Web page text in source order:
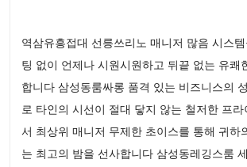
역삼유흥접대 선릉쓰리노 매니저 많음 시스
팅 없이 언제나 시원시원하고 뒤끝 없는 유쾌
합니다 삼성동룸싸롱 품격 있는 비즈니스의
로 타인의 시선이 절대 닿지 않는 철저한 프
서 최상위 매니저 무제한 초이스를 통해 귀하
는 최고의 밤을 선사합니다 삼성동레깅스룸